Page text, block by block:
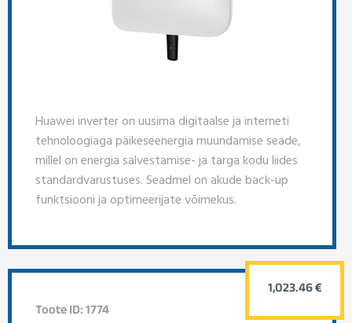
Huawei inverter on uusima digitaalse ja interneti
tehnoloogiaga päikeseenergia muundamise seade,
millel on energia salvestamise- ja targa kodu liides
standardvarustuses. Seadmel on akude back-up
funktsiooni ja optimeerijate võimekus.
Toote ID: 1774
1,023.46 €